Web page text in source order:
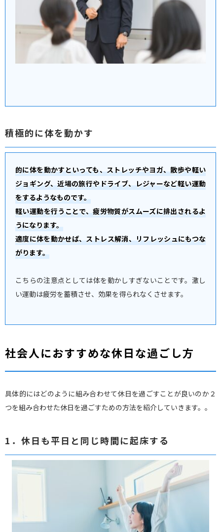
積極的に体を動かす
的に体を動かすといっても、ストレッチやヨガ、散歩や軽い
ジョギング、近場の旅行やドライブ、レジャーなど軽い運動
をするようなものです。
軽い運動を行うことで、疲労物質がスムーズに排出されるよ
うになります。
適度に体を動かせば、ストレス解消、リフレッシュにもつな
がります。
こちらの注意点としては体を動かしすぎないことです。激し
い運動は疲労を蓄積させ、効果を得られなくさせます。
社会人におすすめな休日な過ごし方
具体的にはどのように組み合わせて休日を過ごすことが良いのか２
つを組み合わせた休日を過ごすための方法を紹介していきます。。
1．休日も平日と同じ時間に起床する